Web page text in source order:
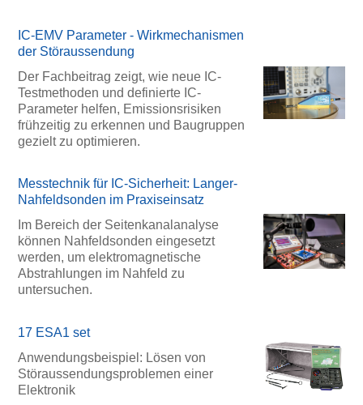
IC-EMV Parameter - Wirkmechanismen
der Störaussendung
Der Fachbeitrag zeigt, wie neue IC-
Testmethoden und definierte IC-
Parameter helfen, Emissionsrisiken
frühzeitig zu erkennen und Baugruppen
gezielt zu optimieren.
Messtechnik für IC-Sicherheit: Langer-
Nahfeldsonden im Praxiseinsatz
Im Bereich der Seitenkanalanalyse
können Nahfeldsonden eingesetzt
werden, um elektromagnetische
Abstrahlungen im Nahfeld zu
untersuchen.
17 ESA1 set
Anwendungsbeispiel: Lösen von
Störaussendungsproblemen einer
Elektronik